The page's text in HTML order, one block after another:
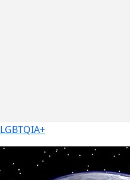
LGBTQIA+